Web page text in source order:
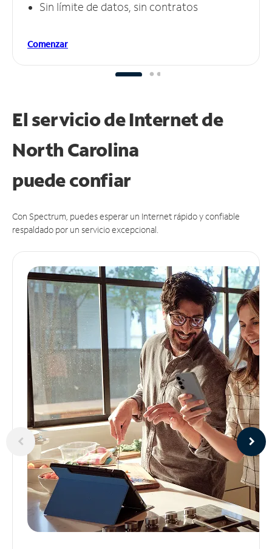
Sin límite de datos, sin contratos
Comenzar
El servicio de Internet de
North Carolina
puedeconfiar
Con Spectrum, puedes esperar un Internet rápido y confiable
respaldado por un servicio excepcional.